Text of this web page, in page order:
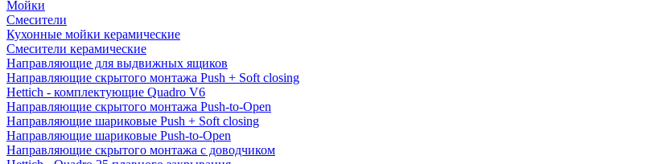
Мойки
Смесители
Кухонные мойки керамические
Смесители керамические
Направляющие для выдвижных ящиков
Направляющие скрытого монтажа Push + Soft closing
Hettich - комплектующие Quadro V6
Направляющие скрытого монтажа Push-to-Open
Направляющие шариковые Push + Soft closing
Направляющие шариковые Push-to-Open
Направляющие скрытого монтажа с доводчиком